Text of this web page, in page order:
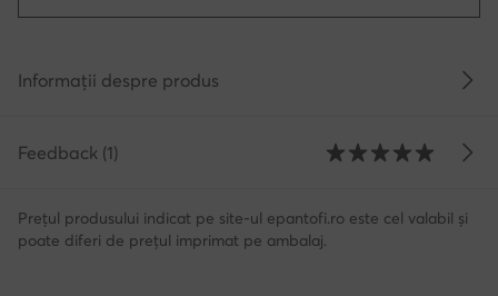
Informații despre produs
Feedback (1)
Prețul produsului indicat pe site-ul epantofi.ro este cel valabil și
poate diferi de prețul imprimat pe ambalaj.